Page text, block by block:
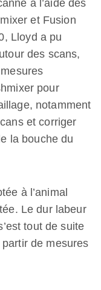
à l’aide des
et Fusion
Lloyd a pu
des scans,
pour
notamment
et corriger
la bouche du
à l’animal
Le dur labeur
tout de suite
de mesures